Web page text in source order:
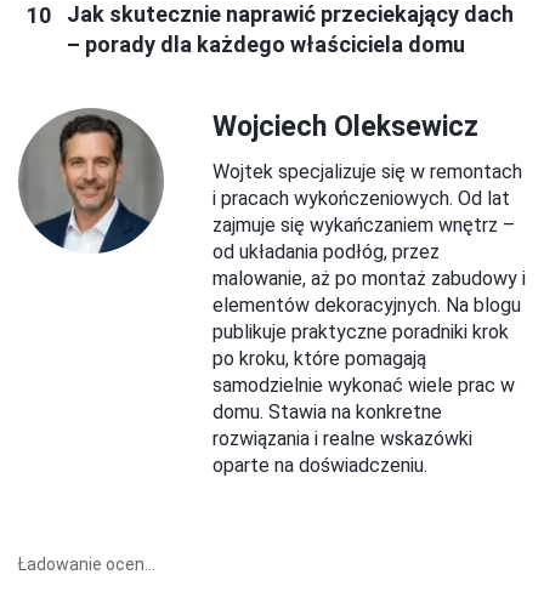
Jak skutecznie naprawić przeciekający dach
– porady dla każdego właściciela domu
Wojciech Oleksewicz
Wojtek specjalizuje się w remontach
i pracach wykończeniowych. Od lat
zajmuje się wykańczaniem wnętrz –
od układania podłóg, przez
malowanie, aż po montaż zabudowy i
elementów dekoracyjnych. Na blogu
publikuje praktyczne poradniki krok
po kroku, które pomagają
samodzielnie wykonać wiele prac w
domu. Stawia na konkretne
rozwiązania i realne wskazówki
oparte na doświadczeniu.
Ładowanie ocen...